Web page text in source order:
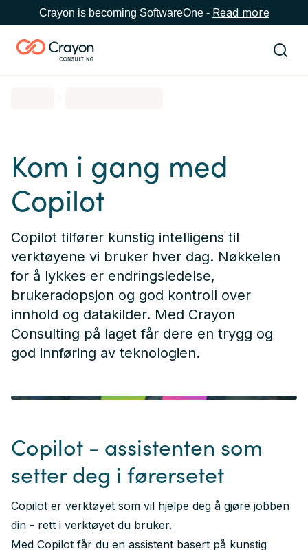
Crayon is becoming SoftwareOne - Read more
Kom i gang med
Copilot
Copilot tilfører kunstig intelligens til
verktøyene vi bruker hver dag. Nøkkelen
for å lykkes er endringsledelse,
brukeradopsjon og god kontroll over
innhold og datakilder. Med Crayon
Consulting på laget får dere en trygg og
god innføring av teknologien.
Copilot - assistenten som
setter deg i førersetet
Copilot er verktøyet som vil hjelpe deg å gjøre jobben
din - rett i verktøyet du bruker.
Med Copilot får du en assistent basert på kunstig